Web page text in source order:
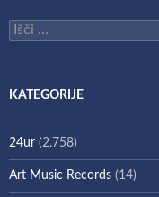
Išči:
KATEGORIJE
24ur (2.758)
Art Music Records (14)